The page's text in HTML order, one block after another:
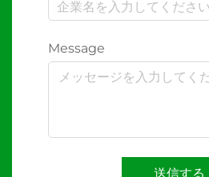
Message
送信する